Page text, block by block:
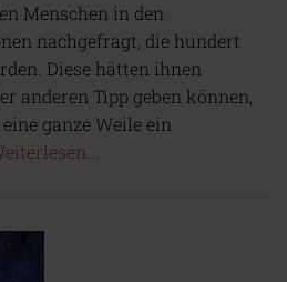
Menschen in den
nachgefragt, die hundert
Diese hätten ihnen
anderen Tipp geben können,
ganze Weile ein